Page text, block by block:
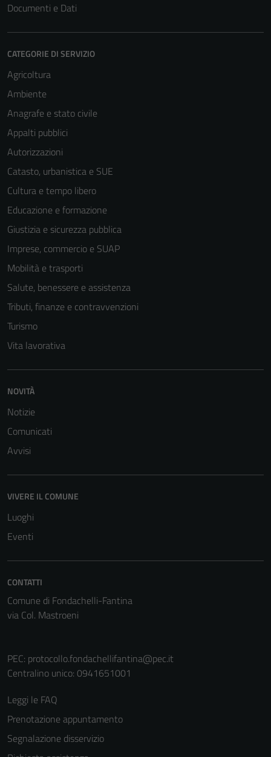
Documenti e Dati
CATEGORIE DI SERVIZIO
Agricoltura
Ambiente
Anagrafe e stato civile
Appalti pubblici
Autorizzazioni
Catasto, urbanistica e SUE
Cultura e tempo libero
Educazione e formazione
Giustizia e sicurezza pubblica
Imprese, commercio e SUAP
Mobilità e trasporti
Salute, benessere e assistenza
Tributi, finanze e contravvenzioni
Turismo
Vita lavorativa
NOVITÀ
Notizie
Comunicati
Avvisi
VIVERE IL COMUNE
Luoghi
Eventi
CONTATTI
Comune di Fondachelli-Fantina
via Col. Mastroeni
PEC: protocollo.fondachellifantina@pec.it
Centralino unico: 0941651001
Leggi le FAQ
Prenotazione appuntamento
Segnalazione disservizio
Questi cookie
disabilitati.